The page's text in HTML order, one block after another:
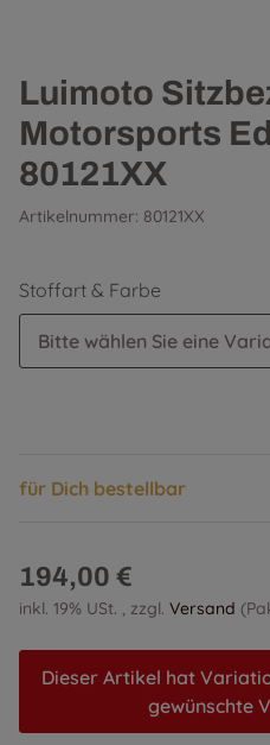
Luimoto
Motorsports
80121XX
Artikelnummer: 80121XX
Stoffart & Farbe
Bitte wählen Sie eine
für Dich bestellbar
194,00 €
inkl. 19% USt. , zzgl. Versand
Dieser Artikel hat
gewünschte